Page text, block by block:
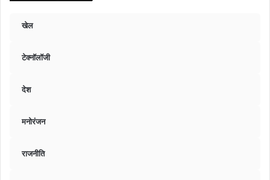
खेल
टेक्नॉलॉजी
देश
मनोरंजन
राजनीति